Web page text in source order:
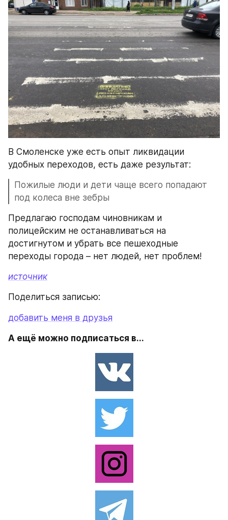
В Смоленске уже есть опыт ликвидации
удобных переходов, есть даже результат:
Пожилые люди и дети чаще всего попадают
под колеса вне зебры
Предлагаю господам чиновникам и
полицейским не останавливаться на
достигнутом и убрать все пешеходные
переходы города – нет людей, нет проблем!
источник
Поделиться записью:
добавить меня в друзья
А ещё можно подписаться в...